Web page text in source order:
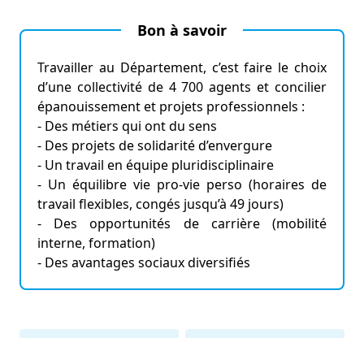
Bon à savoir
Travailler au Département, c’est faire le choix
d’une collectivité de 4 700 agents et concilier
épanouissement et projets professionnels :
- Des métiers qui ont du sens
- Des projets de solidarité d’envergure
- Un travail en équipe pluridisciplinaire
- Un équilibre vie pro-vie perso (horaires de
travail flexibles, congés jusqu’à 49 jours)
- Des opportunités de carrière (mobilité
interne, formation)
- Des avantages sociaux diversifiés